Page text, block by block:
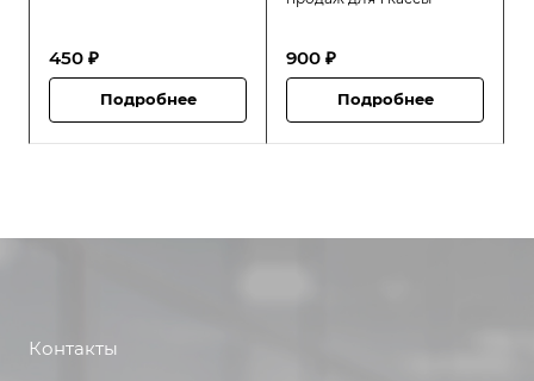
450 ₽
Подробнее
900 ₽
Подробнее
Контакты